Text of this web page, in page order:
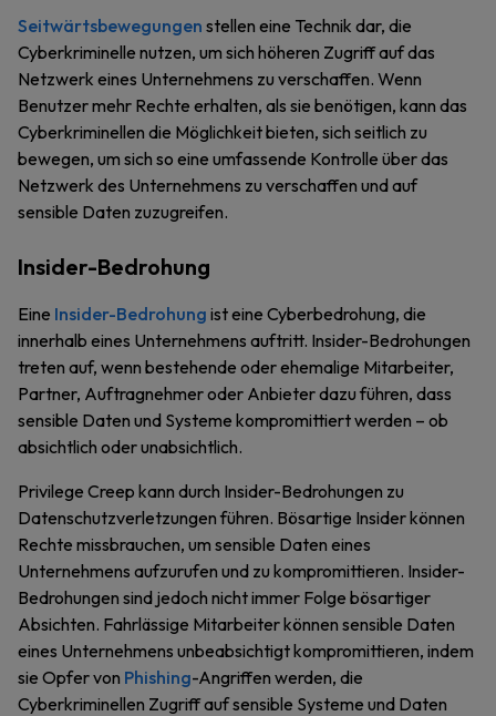
Seitwärtsbewegungen stellen eine Technik dar, die
Cyberkriminelle nutzen, um sich höheren Zugriff auf das
Netzwerk eines Unternehmens zu verschaffen. Wenn
Benutzer mehr Rechte erhalten, als sie benötigen, kann das
Cyberkriminellen die Möglichkeit bieten, sich seitlich zu
bewegen, um sich so eine umfassende Kontrolle über das
Netzwerk des Unternehmens zu verschaffen und auf
sensible Daten zuzugreifen.
Insider-Bedrohung
Eine Insider-Bedrohung ist eine Cyberbedrohung, die
innerhalb eines Unternehmens auftritt. Insider-Bedrohungen
treten auf, wenn bestehende oder ehemalige Mitarbeiter,
Partner, Auftragnehmer oder Anbieter dazu führen, dass
sensible Daten und Systeme kompromittiert werden – ob
absichtlich oder unabsichtlich.
Privilege Creep kann durch Insider-Bedrohungen zu
Datenschutzverletzungen führen. Bösartige Insider können
Rechte missbrauchen, um sensible Daten eines
Unternehmens aufzurufen und zu kompromittieren. Insider-
Bedrohungen sind jedoch nicht immer Folge bösartiger
Absichten. Fahrlässige Mitarbeiter können sensible Daten
eines Unternehmens unbeabsichtigt kompromittieren, indem
sie Opfer von Phishing-Angriffen werden, die
Cyberkriminellen Zugriff auf sensible Systeme und Daten